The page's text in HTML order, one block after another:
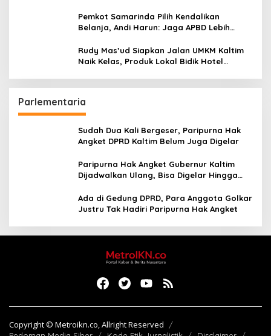
Pemkot Samarinda Pilih Kendalikan
Belanja, Andi Harun: Jaga APBD Lebih
Rudy Mas’ud Siapkan Jalan UMKM Kaltim
Naik Kelas, Produk Lokal Bidik Hotel
Parlementaria
Sudah Dua Kali Bergeser, Paripurna Hak
Angket DPRD Kaltim Belum Juga Digelar
Paripurna Hak Angket Gubernur Kaltim
Dijadwalkan Ulang, Bisa Digelar Hingga
Ada di Gedung DPRD, Para Anggota Golkar
Justru Tak Hadiri Paripurna Hak Angket
Copyright © Metroikn.co, Allright Reserved